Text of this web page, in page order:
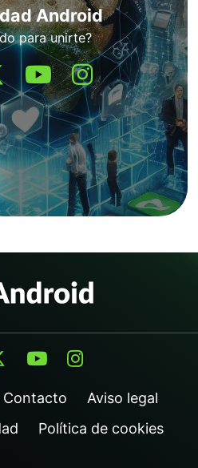
Android
para unirte?
Contacto
Aviso legal
Política de cookies